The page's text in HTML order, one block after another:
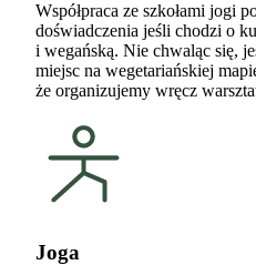
Współpraca ze szkołami jogi
doświadczenia jeśli chodzi o
i wegańską. Nie chwaląc się,
miejsc na wegetariańskiej
że organizujemy wręcz
Joga